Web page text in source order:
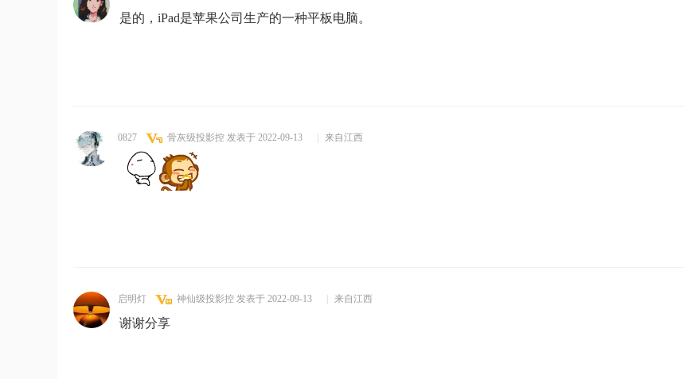
是的，iPad是苹果公司生产的一种平板电脑。
0827 骨灰级投影控 发表于 2022-09-13 来自江西
启明灯 神仙级投影控 发表于 2022-09-13 来自江西
谢谢分享